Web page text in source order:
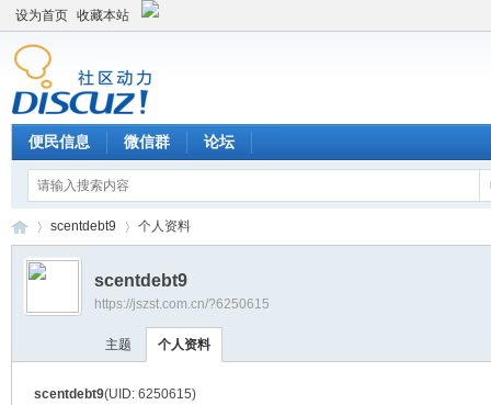
设为首页 收藏本站
便民信息 微信群 论坛
›
scentdebt9 个人资料
scentdebt9
https://jszst.com.cn/?6250615
主题 个人资料
scentdebt9(UID: 6250615)